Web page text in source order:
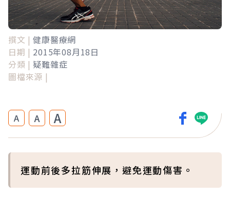
撰文 | 健康醫療網
日期 | 2015年08月18日
分類 | 疑難雜症
圖檔來源 |
A A A
運動前後多拉筋伸展，避免運動傷害。